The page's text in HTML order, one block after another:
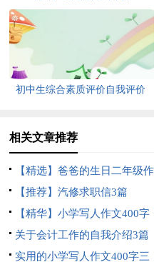
初中生综合素质评价自我评价
相关文章推荐
【精选】爸爸的生日二年级作
文三篇
【推荐】汽修求职信3篇
【精华】小学写人作文400字
汇编5篇
关于会计工作的自我介绍3篇
实用的小学写人作文400字三